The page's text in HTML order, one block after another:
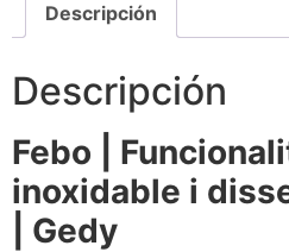
Descripción
Descripción
Febo |
inoxidable i
| Gedy